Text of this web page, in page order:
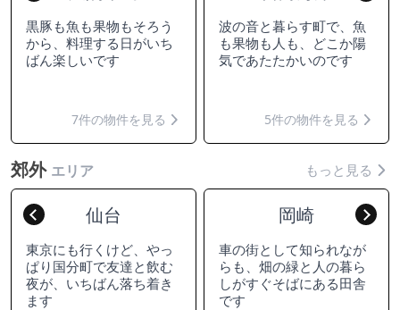
黒豚も魚も果物もそろう
から、料理する日がいち
ばん楽しいです
7件の物件を見る
波の音と暮らす町で、魚
も果物も人も、どこか陽
気であたたかいのです
5件の物件を見る
郊外 エリア もっと見る
Previous仙台
東京にも行くけど、やっ
ぱり国分町で友達と飲む
夜が、いちばん落ち着き
ます
岡崎
車の街として知られなが
らも、畑の緑と人の暮ら
しがすぐそばにある田舎
です